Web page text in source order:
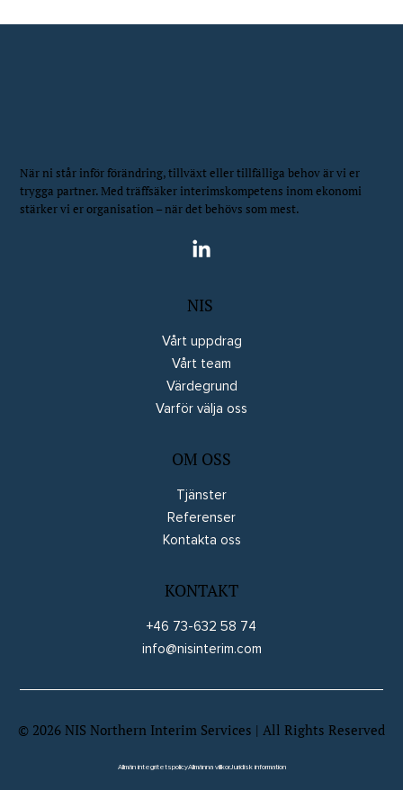
© 2026 NIS Northern Interim Services | All Rights Reserved
Allmän integritetspolicyAllmänna villkorJuridisk information
När ni står inför förändring, tillväxt eller tillfälliga behov är vi er
trygga partner. Med träffsäker interimskompetens inom ekonomi
stärker vi er organisation – när det behövs som mest.
NIS
Vårt uppdrag
Vårt team
Värdegrund
Varför välja oss
OM OSS
Tjänster
Referenser
Kontakta oss
KONTAKT
+46 73-632 58 74
info@nisinterim.com